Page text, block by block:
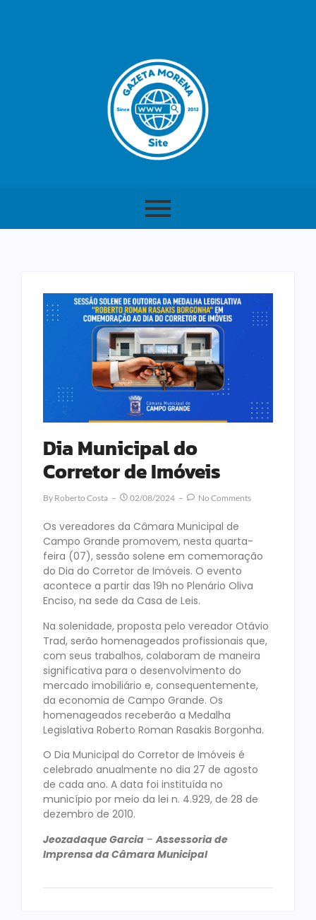
Dia Municipal do
Corretor de Imóveis
By Roberto Costa 02/08/2024 No Comments
Os vereadores da Câmara Municipal de
Campo Grande promovem, nesta quarta-
feira (07), sessão solene em comemoração
do Dia do Corretor de Imóveis. O evento
acontece a partir das 19h no Plenário Oliva
Enciso, na sede da Casa de Leis.
Na solenidade, proposta pelo vereador Otávio
Trad, serão homenageados profissionais que,
com seus trabalhos, colaboram de maneira
significativa para o desenvolvimento do
mercado imobiliário e, consequentemente,
da economia de Campo Grande. Os
homenageados receberão a Medalha
Legislativa Roberto Roman Rasakis Borgonha.
O Dia Municipal do Corretor de Imóveis é
celebrado anualmente no dia 27 de agosto
de cada ano. A data foi instituída no
município por meio da lei n. 4.929, de 28 de
dezembro de 2010.
Jeozadaque Garcia –Assessoria de
Imprensa da Câmara Municipal